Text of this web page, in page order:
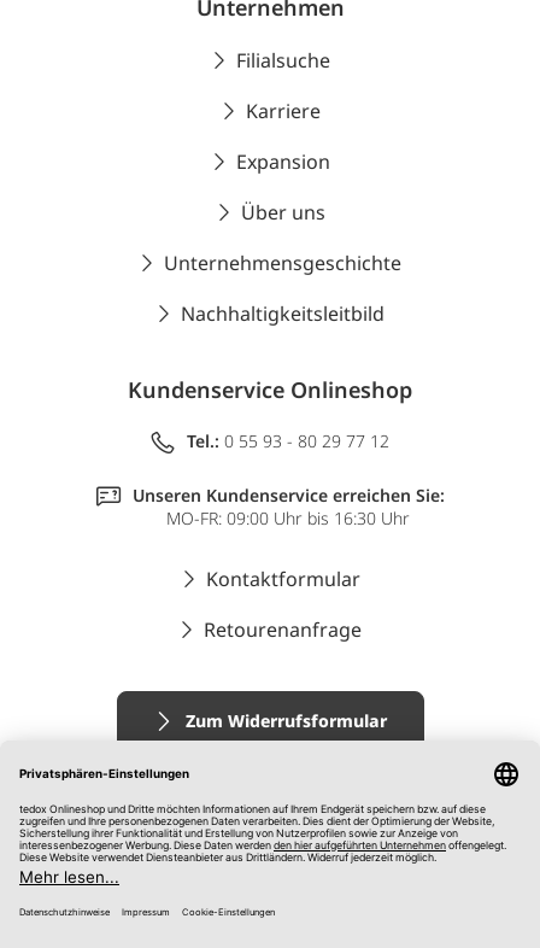
Unternehmen
Filialsuche
Karriere
Expansion
Über uns
Unternehmensgeschichte
Nachhaltigkeitsleitbild
Kundenservice Onlineshop
Tel.: 0 55 93 - 80 29 77 12
Unseren Kundenservice erreichen Sie:
MO-FR: 09:00 Uhr bis 16:30 Uhr
Kontaktformular
Retourenanfrage
Zum Widerrufsformular
Impressum
AGB
Datenschutz